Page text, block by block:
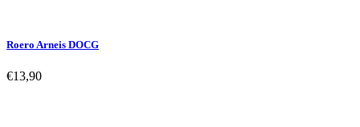
Roero Arneis DOCG
€13,90